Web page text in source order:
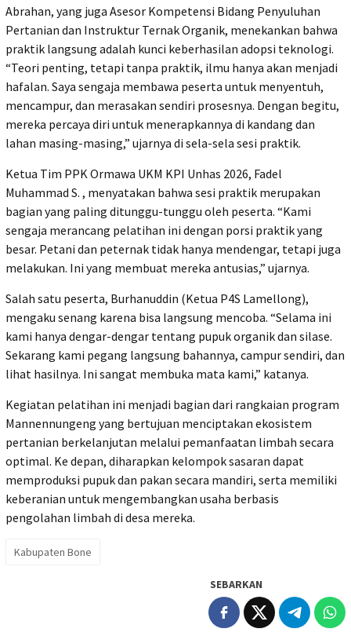
Abrahan, yang juga Asesor Kompetensi Bidang Penyuluhan
Pertanian dan Instruktur Ternak Organik, menekankan bahwa
praktik langsung adalah kunci keberhasilan adopsi teknologi.
“Teori penting, tetapi tanpa praktik, ilmu hanya akan menjadi
hafalan. Saya sengaja membawa peserta untuk menyentuh,
mencampur, dan merasakan sendiri prosesnya. Dengan begitu,
mereka percaya diri untuk menerapkannya di kandang dan
lahan masing-masing,” ujarnya di sela-sela sesi praktik.
Ketua Tim PPK Ormawa UKM KPI Unhas 2026, Fadel
Muhammad S. , menyatakan bahwa sesi praktik merupakan
bagian yang paling ditunggu-tunggu oleh peserta. “Kami
sengaja merancang pelatihan ini dengan porsi praktik yang
besar. Petani dan peternak tidak hanya mendengar, tetapi juga
melakukan. Ini yang membuat mereka antusias,” ujarnya.
Salah satu peserta, Burhanuddin (Ketua P4S Lamellong),
mengaku senang karena bisa langsung mencoba. “Selama ini
kami hanya dengar-dengar tentang pupuk organik dan silase.
Sekarang kami pegang langsung bahannya, campur sendiri, dan
lihat hasilnya. Ini sangat membuka mata kami,” katanya.
Kegiatan pelatihan ini menjadi bagian dari rangkaian program
Mannennungeng yang bertujuan menciptakan ekosistem
pertanian berkelanjutan melalui pemanfaatan limbah secara
optimal. Ke depan, diharapkan kelompok sasaran dapat
memproduksi pupuk dan pakan secara mandiri, serta memiliki
keberanian untuk mengembangkan usaha berbasis
pengolahan limbah di desa mereka.
Kabupaten Bone
SEBARKAN